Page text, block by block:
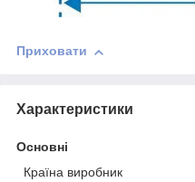
Приховати
Характеристики
Основні
Країна виробник